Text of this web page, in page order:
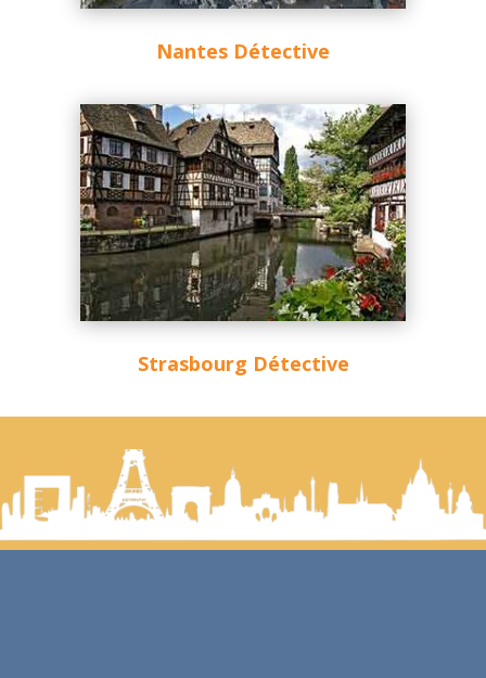
Nantes Détective
Strasbourg Détective